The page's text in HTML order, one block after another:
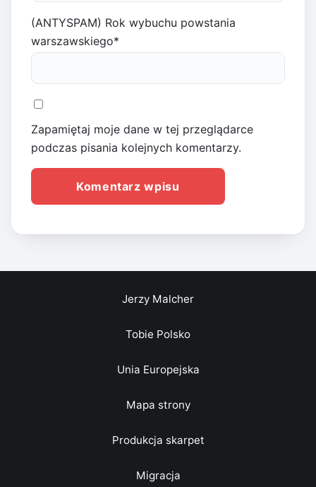
(ANTYSPAM) Rok wybuchu powstania
warszawskiego*
Zapamiętaj moje dane w tej przeglądarce
podczas pisania kolejnych komentarzy.
Jerzy Malcher
Tobie Polsko
Unia Europejska
Mapa strony
Produkcja skarpet
Migracja